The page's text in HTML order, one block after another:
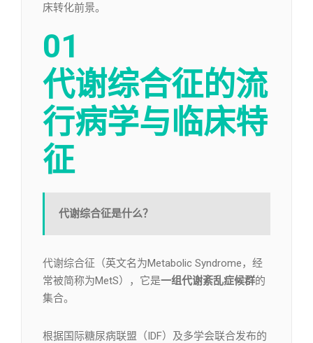
床转化前景。
01
代谢综合征的流
行病学与临床特
征
代谢综合征是什么？
代谢综合征（英文名为Metabolic Syndrome，经
常被简称为MetS），它是一组代谢紊乱症候群的
集合。
根据国际糖尿病联盟（IDF）及多学会联合发布的